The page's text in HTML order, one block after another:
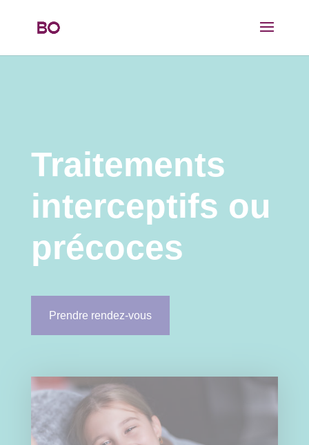
Traitements
interceptifs ou
précoces
Prendre rendez-vous